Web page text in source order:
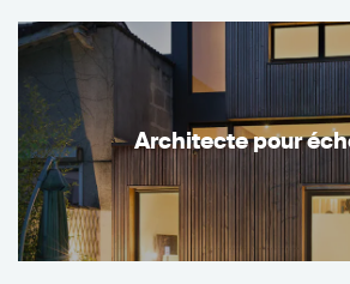
Architecte pour